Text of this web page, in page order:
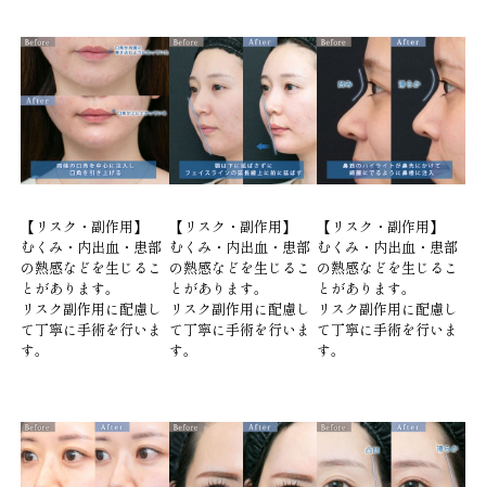
【リスク・副作用】
むくみ・内出血・患部
の熱感などを生じるこ
とがあります。
リスク副作用に配慮し
て丁寧に手術を行いま
す。
【リスク・副作用】
むくみ・内出血・患部
の熱感などを生じるこ
とがあります。
リスク副作用に配慮し
て丁寧に手術を行いま
す。
【リスク・副作用】
むくみ・内出血・患部
の熱感などを生じるこ
とがあります。
リスク副作用に配慮し
て丁寧に手術を行いま
す。